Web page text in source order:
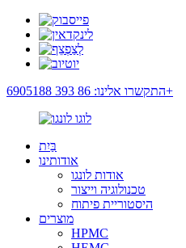
התקשרו אלינו: 86 393 6905188+
בַּיִת
אודותינו
אודות לונגו
טכנולוגיה וייצור
היסטוריית פיתוח
מוצרים
HPMC